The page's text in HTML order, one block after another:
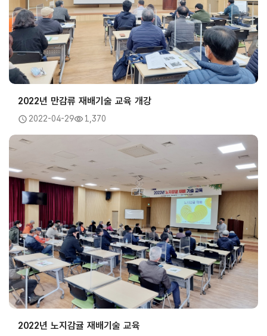
2022년 만감류 재배기술 교육 개강
2022-04-29 1,370
2022년 노지감귤 재배기술 교육